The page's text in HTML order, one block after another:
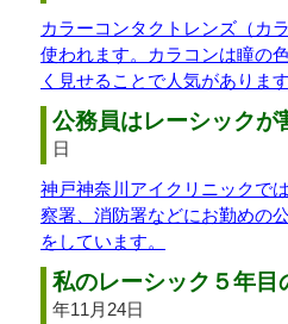
カラーコンタクトレンズ（カ
使われます。カラコンは瞳の
く見せることで人気がありま
公務員はレーシック
日
神戸神奈川アイクリニックで
察署、消防署などにお勤めの
をしています。
私のレーシック５年
年11月24日